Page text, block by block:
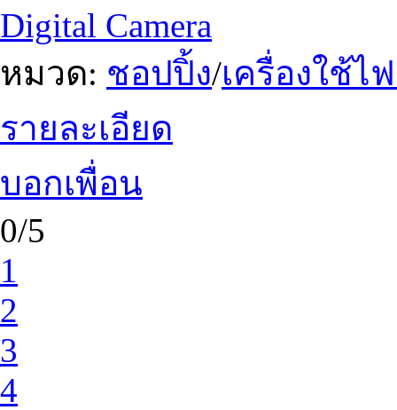
Digital Camera
หมวด: ชอปปิ้ง/เครื่องใช้ไ
รายละเอียด
บอกเพื่อน
0/5
1
2
3
4